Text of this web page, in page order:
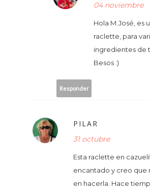
04 noviembre
Hola M.José, es
raclette, para
ingredientes de
Besos :)
Responder
PILAR
31 octubre
Esta raclette en
encantado y creo que
en hacerla. Hace